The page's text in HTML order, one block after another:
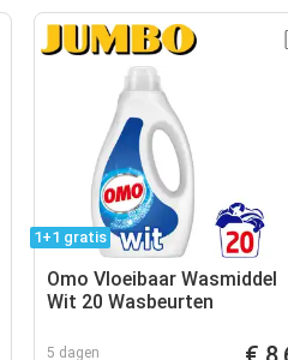
1+1 gratis
Omo Vloeibaar Wasmiddel
Wit 20 Wasbeurten
5 dagen